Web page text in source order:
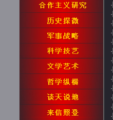
·
·
·
·
·
·
·
·
·
·
·
·
·